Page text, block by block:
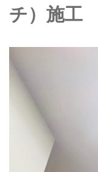
チ）施工